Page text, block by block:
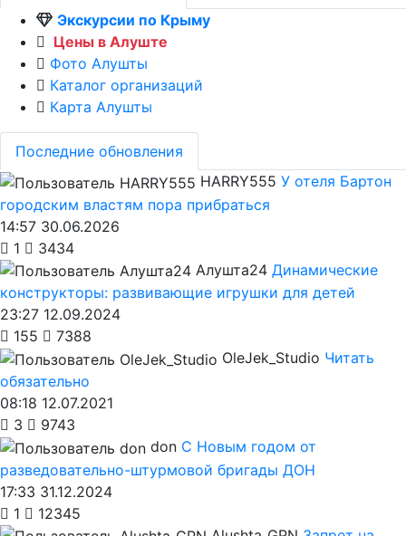
Экскурсии по Крыму
Цены в Алуште
Фото Алушты
Каталог организаций
Карта Алушты
Последние обновления
HARRY555 У отеля Бартон
городским властям пора прибраться
14:57 30.06.2026
1
3434
Алушта24 Динамические
конструкторы: развивающие игрушки для детей
23:27 12.09.2024
155
7388
OleJek_Studio Читать
обязательно
08:18 12.07.2021
3
9743
don С Новым годом от
разведовательно-штурмовой бригады ДОН
17:33 31.12.2024
1
12345